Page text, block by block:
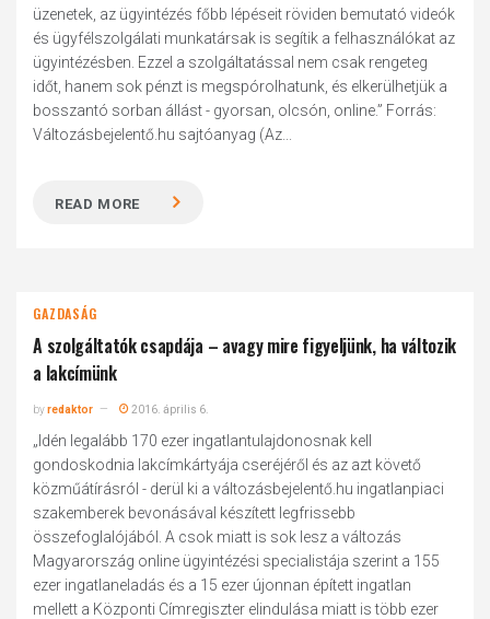
üzenetek, az ügyintézés főbb lépéseit röviden bemutató videók
és ügyfélszolgálati munkatársak is segítik a felhasználókat az
ügyintézésben. Ezzel a szolgáltatással nem csak rengeteg
időt, hanem sok pénzt is megspórolhatunk, és elkerülhetjük a
bosszantó sorban állást - gyorsan, olcsón, online.” Forrás:
Változásbejelentő.hu sajtóanyag (Az...
READ MORE
GAZDASÁG
A szolgáltatók csapdája – avagy mire figyeljünk, ha változik
a lakcímünk
byredaktor 2016. április 6.
„Idén legalább 170 ezer ingatlantulajdonosnak kell
gondoskodnia lakcímkártyája cseréjéről és az azt követő
közműátírásról - derül ki a változásbejelentő.hu ingatlanpiaci
szakemberek bevonásával készített legfrissebb
összefoglalójából. A csok miatt is sok lesz a változás
Magyarország online ügyintézési specialistája szerint a 155
ezer ingatlaneladás és a 15 ezer újonnan épített ingatlan
mellett a Központi Címregiszter elindulása miatt is több ezer